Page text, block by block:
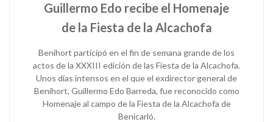
Guillermo Edo recibe el Homenaje
de la Fiesta de la Alcachofa
Benihort participó en el fin de semana grande de los
actos de la XXXIII edición de las Fiesta de la Alcachofa.
Unos días intensos en el que el exdirector general de
Benihort, Guillermo Edo Barreda, fue reconocido como
Homenaje al campo de la Fiesta de la Alcachofa de
Benicarló.